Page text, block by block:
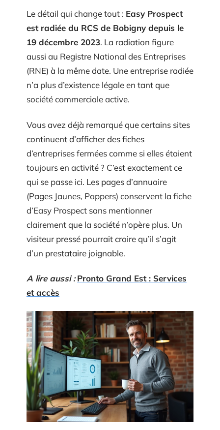
Le détail qui change tout : Easy Prospect
est radiée du RCS de Bobigny depuis le
19 décembre 2023. La radiation figure
aussi au Registre National des Entreprises
(RNE) à la même date. Une entreprise radiée
n’a plus d’existence légale en tant que
société commerciale active.
Vous avez déjà remarqué que certains sites
continuent d’afficher des fiches
d’entreprises fermées comme si elles étaient
toujours en activité ? C’est exactement ce
qui se passe ici. Les pages d’annuaire
(Pages Jaunes, Pappers) conservent la fiche
d’Easy Prospect sans mentionner
clairement que la société n’opère plus. Un
visiteur pressé pourrait croire qu’il s’agit
d’un prestataire joignable.
A lire aussi : Pronto Grand Est : Services
et accès